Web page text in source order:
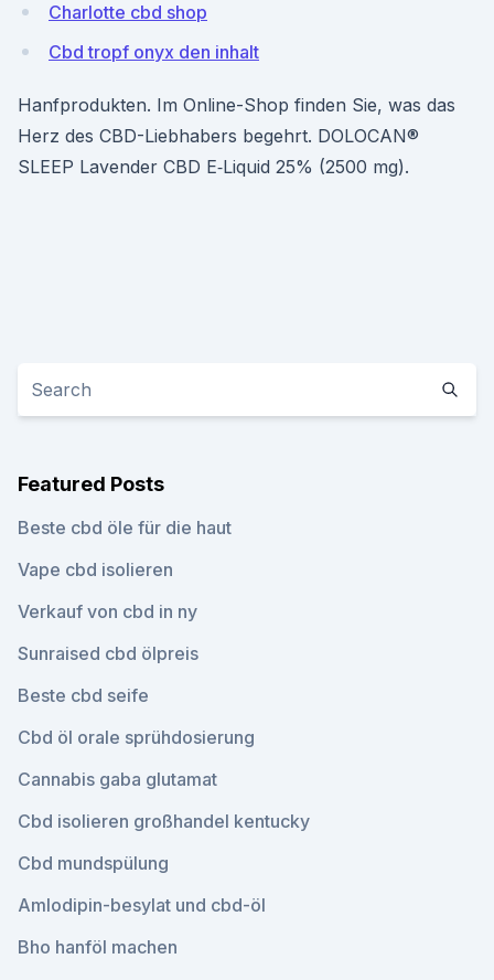
Charlotte cbd shop
Cbd tropf onyx den inhalt
Hanfprodukten. Im Online-Shop finden Sie, was das
Herz des CBD-Liebhabers begehrt. DOLOCAN®
SLEEP Lavender CBD E‑Liquid 25% (2500 mg).
Featured Posts
Beste cbd öle für die haut
Vape cbd isolieren
Verkauf von cbd in ny
Sunraised cbd ölpreis
Beste cbd seife
Cbd öl orale sprühdosierung
Cannabis gaba glutamat
Cbd isolieren großhandel kentucky
Cbd mundspülung
Amlodipin-besylat und cbd-öl
Bho hanföl machen